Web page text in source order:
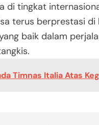
di tingkat
terus berprestasi
baik dalam
Timnas Italia Atas